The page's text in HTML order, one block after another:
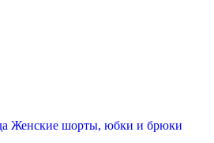
Женские шорты, юбки и брюки